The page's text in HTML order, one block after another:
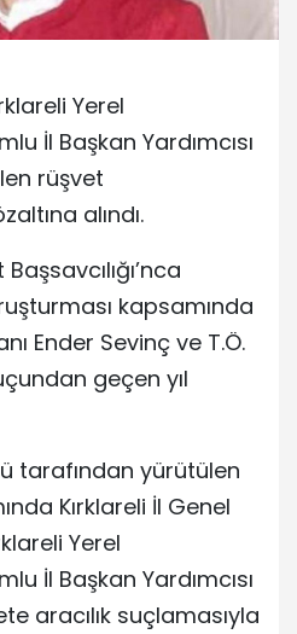
Yerel
İl Başkan Yardımcısı
rüşvet
alındı.
kapsamında
Ender Sevinç ve T.Ö.
geçen yıl
tarafından yürütülen
Kırklareli İl Genel
Yerel
İl Başkan Yardımcısı
aracılık suçlamasıyla